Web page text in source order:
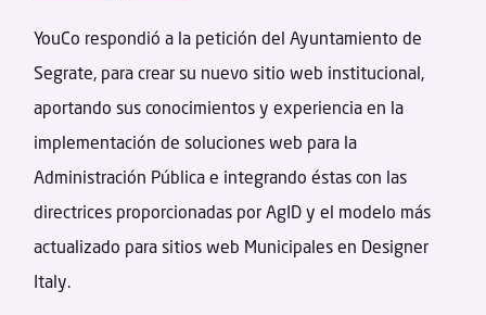
YouCo respondió a la petición del Ayuntamiento de
Segrate, para crear su nuevo sitio web institucional,
aportando sus conocimientos y experiencia en la
implementación de soluciones web para la
Administración Pública e integrando éstas con las
directrices proporcionadas por AgID y el modelo más
actualizado para sitios web Municipales en Designer
Italy.